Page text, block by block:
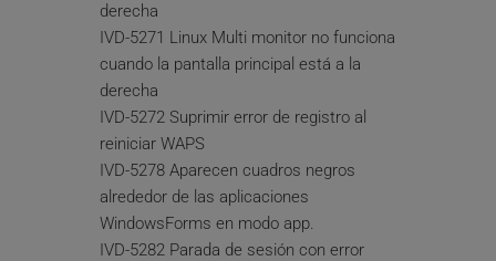
derecha
IVD-5271 Linux Multi monitor no funciona
cuando la pantalla principal está a la
derecha
IVD-5272 Suprimir error de registro al
reiniciar WAPS
IVD-5278 Aparecen cuadros negros
alrededor de las aplicaciones
WindowsForms en modo app.
IVD-5282 Parada de sesión con error